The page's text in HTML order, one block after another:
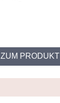
ZUM PRODUKT